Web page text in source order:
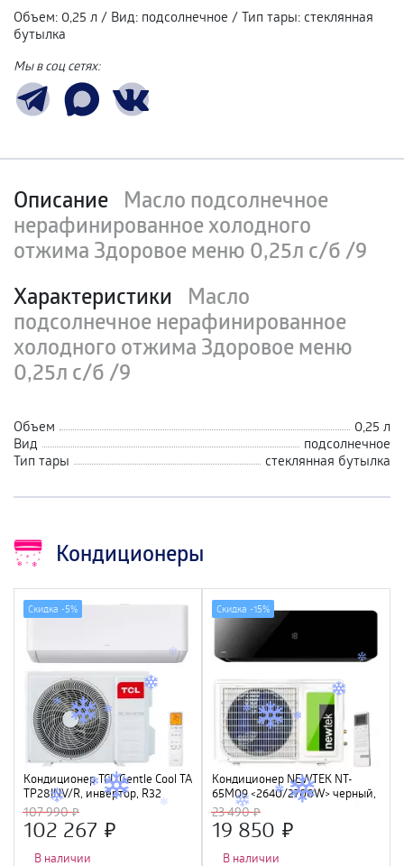
Объем: 0,25 л / Вид: подсолнечное / Тип тары: стеклянная
бутылка
Мы в соц сетях:
Описание Масло подсолнечное
нерафинированное холодного
отжима Здоровое меню 0,25л с/б /9
Характеристики
Масло
подсолнечное нерафинированное
холодного отжима Здоровое меню
0,25л с/б /9
Объем
0,25 л
Вид
подсолнечное
Тип тары
стеклянная бутылка
Кондиционеры
Кондиционер TCL Gentle Cool TAC-
TP28INV/R, инвертор, R32
107 990
102 267
В наличии
Скидка -5%
Кондиционер NEWTEK NT-
65M09 <2640/2700W> черный,
скрытый LED дисплей, Golden
Fin, компрессор GMCC
23 490
19 850
В наличии
Скидка -15%